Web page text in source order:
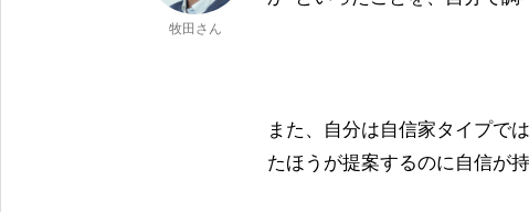
牧田さん
また、自分は自信家タイプで
たほうが提案するのに自信が持